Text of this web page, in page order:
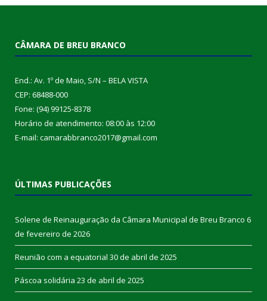
CÂMARA DE BREU BRANCO
End.: Av. 1º de Maio, S/N – BELA VISTA
CEP: 68488-000
Fone: (94) 99125-8378
Horário de atendimento: 08:00 às 12:00
E-mail: camarabbranco2017@gmail.com
ÚLTIMAS PUBLICAÇÕES
Solene de Reinauguração da Câmara Municipal de Breu Branco 6
de fevereiro de 2026
Reunião com a equatorial 30 de abril de 2025
Páscoa solidária 23 de abril de 2025